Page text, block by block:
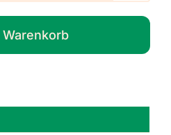
zum
Beschriften
Menge
Warenkorb